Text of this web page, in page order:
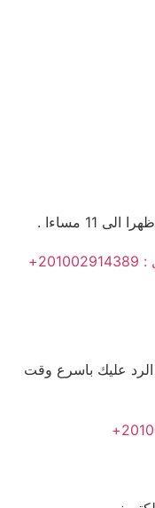
عليك باسرع وقت